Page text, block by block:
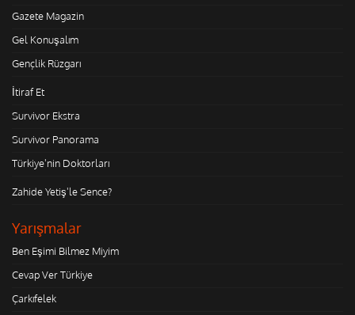
Gazete Magazin
Gel Konuşalım
Gençlik Rüzgarı
İtiraf Et
Survivor Ekstra
Survivor Panorama
Türkiye'nin Doktorları
Zahide Yetiş'le Sence?
Yarışmalar
Ben Eşimi Bilmez Miyim
Cevap Ver Türkiye
Çarkıfelek